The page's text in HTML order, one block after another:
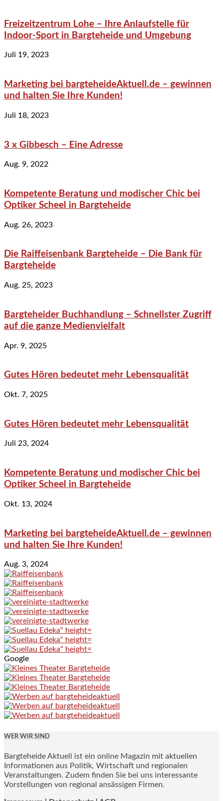
Freizeitzentrum Lohe – Ihre Anlaufstelle für
Indoor-Sport in Bargteheide und Umgebung
Juli 19, 2023
Marketing bei bargteheideAktuell.de – gewinnen
und halten Sie Ihre Kunden!
Juli 18, 2023
3 x Gibbesch – Eine Adresse
Aug. 9, 2022
Kompetente Beratung und modischer Chic bei
Optiker Scheel in Bargteheide
Aug. 26, 2023
Die Raiffeisenbank Bargteheide – Die Bank für
Bargteheide
Aug. 25, 2023
Bargteheider Buchhandlung – Schnellster Zugriff
auf die ganze Medienvielfalt
Apr. 9, 2025
Gutes Hören bedeutet mehr Lebensqualität
Okt. 7, 2025
Gutes Hören bedeutet mehr Lebensqualität
Juli 23, 2024
Kompetente Beratung und modischer Chic bei
Optiker Scheel in Bargteheide
Okt. 13, 2024
Marketing bei bargteheideAktuell.de – gewinnen
und halten Sie Ihre Kunden!
Aug. 3, 2024
Google
WER WIR SIND
Bargteheide Aktuell ist ein online Magazin mit aktuellen
Informationen aus Politik, Wirtschaft und regionalen
Veranstaltungen. Zudem finden Sie bei uns interessante
Vorstellungen von regional ansässigen Firmen.